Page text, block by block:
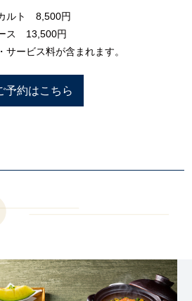
ルト 8,500円
ス 13,500円
ービス料が含まれます。
予約はこちら